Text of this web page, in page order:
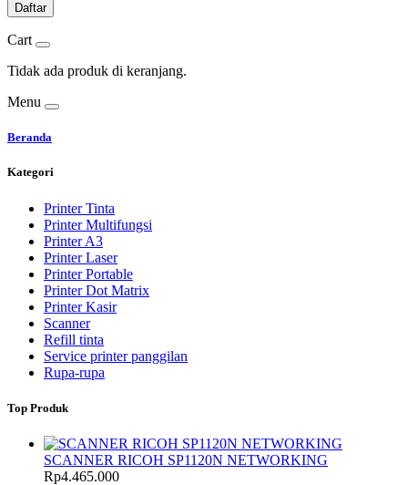
Daftar
Cart
Tidak ada produk di keranjang.
Menu
Beranda
Kategori
Printer Tinta
Printer Multifungsi
Printer A3
Printer Laser
Printer Portable
Printer Dot Matrix
Printer Kasir
Scanner
Refill tinta
Service printer panggilan
Rupa-rupa
Top Produk
SCANNER RICOH SP1120N NETWORKING
Rp4.465.000